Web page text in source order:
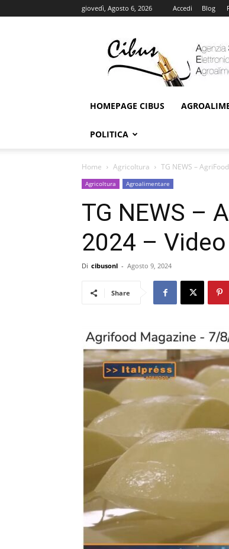
giovedì, Agosto 6, 2026 Accedi Blog
Online
HOMEPAGE CIBUS
POLITICA
Home Agricoltura TG NEWS –
Agricoltura Agroalimentare
TG NEWS –
2024 – Video
Di cibusonl - Agosto 9, 2024
Share